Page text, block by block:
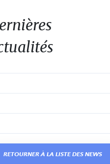
RETOURNER À LA LISTE DES NEWS